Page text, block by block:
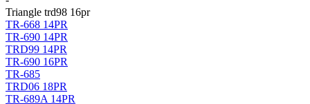
Triangle trd98 16pr
TR-668 14PR
TR-690 14PR
TRD99 14PR
TR-690 16PR
TR-685
TRD06 18PR
TR-689A 14PR